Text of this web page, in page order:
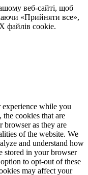
веб-сайті, щоб
«Прийняти все»,
файлів cookie.
while you
cookies that are
browser as they are
of the website. We
and understand how
stored in your browser
to opt-out of these
may affect your